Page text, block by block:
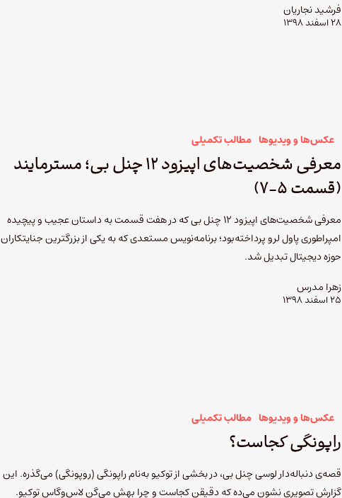
فرشید نجاریان
۲۸ اسفند ۱۳۹۸
عکس‌ها و ویدیوها مطالب تکمیلی
معرفی شخصیت‌های اپیزود ۱۲ چنل بی؛ مسترمایند
(قسمت ۵-۷)
معرفی شخصیت‌های اپیزود ۱۲ چنل بی که در هفت قسمت به داستان عجیب و پیچیده
امپراطوری پاول لرو پرداخته‌بود؛ برنامه‌نویس مستعدی که به یکی از بزرگترین جنایتکاران
حوزه دیجیتال تبدیل شد.
زهرا مدرس
۲۵ اسفند ۱۳۹۸
عکس‌ها و ویدیوها مطالب تکمیلی
راپونگی کجاست؟
قصه‌ی دنباله‌دار لوسی چنل بی، در بخشی از توکیو به‌نام راپونگی (روپونگی) می‌گذره. این
گزارش تصویری نشون می‌ده که دقیقن کجاست و چرا بهش می‌گن لاس‌وگاس توکیو.